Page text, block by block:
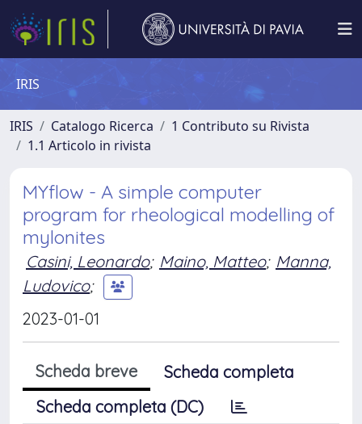
IRIS
IRIS Catalogo Ricerca
1 Contributo su Rivista
1.1 Articolo in rivista
MYflow - A simple computer
program for rheological modelling of
mylonites
Casini, Leonardo; Maino, Matteo; Manna,
Ludovico;
2023-01-01
Scheda breve
Scheda completa
Scheda completa (DC)